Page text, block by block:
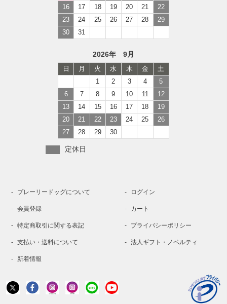
16
17 18 19 20 21
22
23
24 25 26 27 28
29
30
31
2026年 9月
日 月 火 水 木 金
土
1
2 3 4
5
6
7 8 9 10 11
12
13
14 15 16 17 18
19
20
21 22 23 24 25
26
27
28 29 30
定休日
プレーリードッグについて ログイン
会員登録 カート
特定商取引に関する表記 プライバシーポリシー
支払い・送料について 法人ギフト・ノベルティ
新着情報